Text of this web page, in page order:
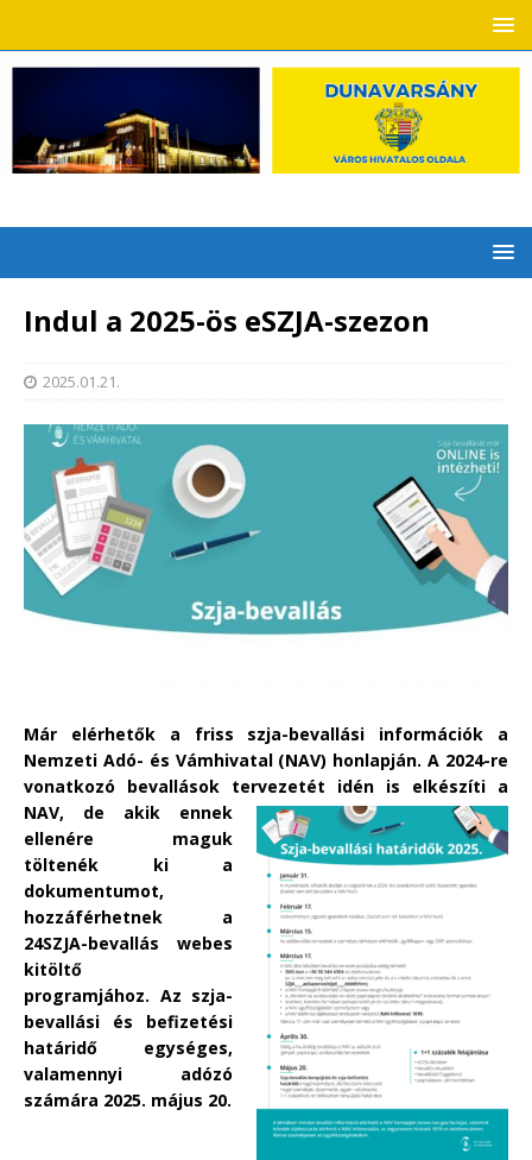
Indul a 2025-ös eSZJA-szezon
2025.01.21.
Már elérhetők a friss szja-bevallási információk a
Nemzeti Adó- és Vámhivatal (NAV) honlapján. A 2024-re
vonatkozó bevallások tervezetét idén is elkészíti a
NAV, de akik ennek
ellenére maguk
töltenék ki a
dokumentumot,
hozzáférhetnek a
24SZJA-bevallás webes
kitöltő
programjához. Az szja-
bevallási és befizetési
határidő egységes,
valamennyi adózó
számára 2025. május 20.